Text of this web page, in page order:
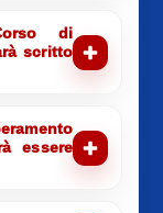
di
scritto
essere